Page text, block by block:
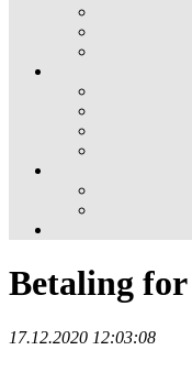
Betaling
17.12.2020 12:03:08